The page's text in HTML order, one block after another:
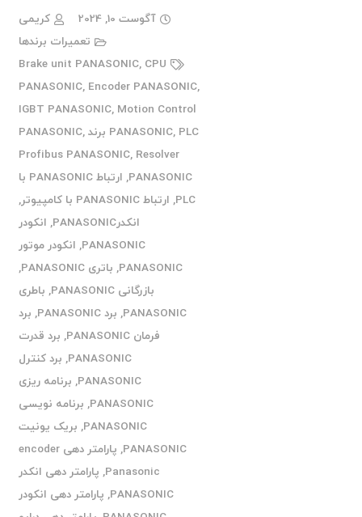
آگوست 10, 2024
کریمی
تعمیرات برندها
Brake unit PANASONIC, CPU
PANASONIC, Encoder PANASONIC,
IGBT PANASONIC, Motion Control
PANASONIC, PLC برند PANASONIC
,
Profibus PANASONIC, Resolver
PANASONIC
,
ارتباط PANASONIC با
PLC
, ارتباط PANASONIC با کامپیوتر
,
انکدرPANASONIC
, انکودر
PANASONIC
, انکودر موتور
PANASONIC
, باتری PANASONIC
,
بازرگانی PANASONIC
, باطری
PANASONIC
, برد PANASONIC , برد
فرمان PANASONIC
, برد قدرت
PANASONIC
, برد کنترل
PANASONIC
, برنامه ریزی
PANASONIC
, برنامه نویسی
PANASONIC
, بریک یونیت
PANASONIC
,
پارامتر دهی encoder
Panasonic
, پارامتر دهی انکدر
PANASONIC
, پارامتر دهی انکودر